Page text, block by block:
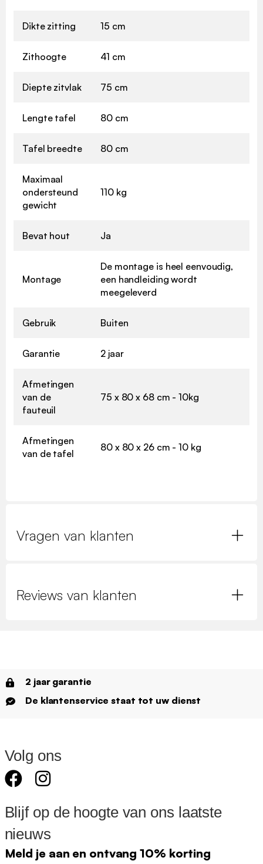
Dikte zitting 15 cm
Zithoogte 41 cm
Diepte zitvlak 75 cm
Lengte tafel 80 cm
Tafel breedte 80 cm
Maximaal
ondersteund
gewicht
110 kg
Bevat hout Ja
Montage
De montage is heel eenvoudig,
een handleiding wordt
meegeleverd
Gebruik Buiten
Garantie 2 jaar
Afmetingen
van de
fauteuil
75 x 80 x 68 cm - 10kg
Afmetingen
van de tafel
80 x 80 x 26 cm - 10 kg
Vragen van klanten
Reviews van klanten
2 jaar garantie
De klantenservice staat tot uw dienst
Volg ons
Blijf op de hoogte van ons laatste
nieuws
Meld je aan en ontvang 10% korting